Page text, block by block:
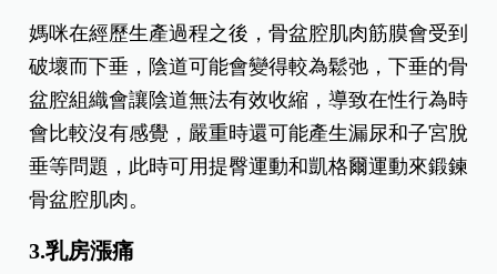
媽咪在經歷生產過程之後，骨盆腔肌肉筋膜會受到
破壞而下垂，陰道可能會變得較為鬆弛，下垂的骨
盆腔組織會讓陰道無法有效收縮，導致在性行為時
會比較沒有感覺，嚴重時還可能產生漏尿和子宮脫
垂等問題，此時可用提臀運動和凱格爾運動來鍛鍊
骨盆腔肌肉。
3.乳房漲痛